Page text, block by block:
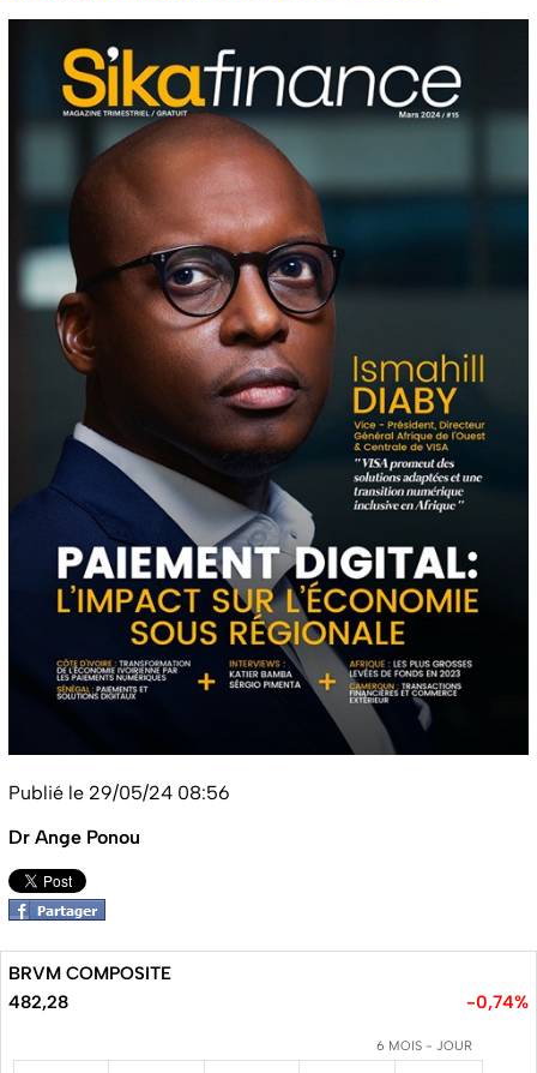
Publié le 29/05/24 08:56
Dr Ange Ponou
BRVM COMPOSITE
482,28
-0,74%
6 MOIS - JOUR